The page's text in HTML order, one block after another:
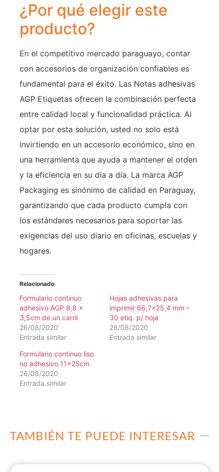
¿Por qué elegir este
producto?
En el competitivo mercado paraguayo, contar
con accesorios de organización confiables es
fundamental para el éxito. Las Notas adhesivas
AGP Etiquetas ofrecen la combinación perfecta
entre calidad local y funcionalidad práctica. Al
optar por esta solución, usted no solo está
invirtiendo en un accesorio económico, sino en
una herramienta que ayuda a mantener el orden
y la eficiencia en su día a día. La marca AGP
Packaging es sinónimo de calidad en Paraguay,
garantizando que cada producto cumpla con
los estándares necesarios para soportar las
exigencias del uso diario en oficinas, escuelas y
hogares.
Relacionado
Formulario continuo
adhesivo AGP 8,8 x
3,5cm de un carril
26/08/2020
Entrada similar
Hojas adhesivas para
imprimir 66,7×25,4 mm –
30 etiq. p/ hoja
28/08/2020
Entrada similar
Formulario continuo liso
no adhesivo 11x25cm
26/08/2020
Entrada similar
TAMBIÉN TE PUEDE INTERESAR